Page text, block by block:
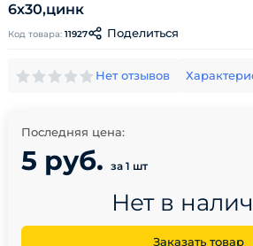
6х30,цинк
Код товара: 11927 Поделиться
Нет отзывов
Последняя цена:
5 руб. за 1 шт
Нет в
Заказать товар